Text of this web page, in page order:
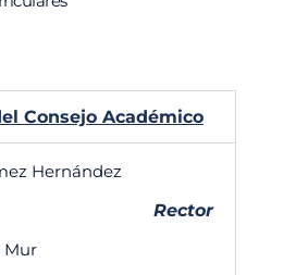
Consejo Académico
Hernández
Rector
Mur